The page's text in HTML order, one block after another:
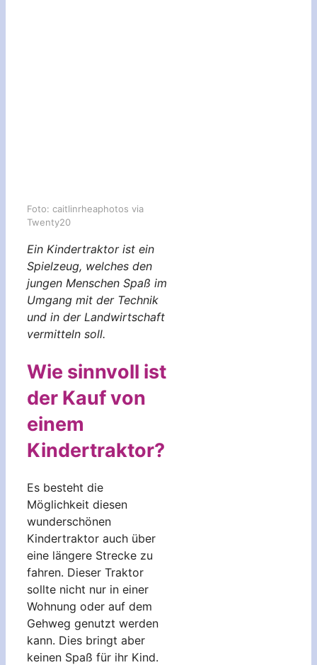
Foto: caitlinrheaphotos via
Twenty20
Ein Kindertraktor ist ein
Spielzeug, welches den
jungen Menschen Spaß im
Umgang mit der Technik
und in der Landwirtschaft
vermitteln soll.
Wie sinnvoll ist
der Kauf von
einem
Kindertraktor?
Es besteht die
Möglichkeit diesen
wunderschönen
Kindertraktor auch über
eine längere Strecke zu
fahren. Dieser Traktor
sollte nicht nur in einer
Wohnung oder auf dem
Gehweg genutzt werden
kann. Dies bringt aber
keinen Spaß für ihr Kind.